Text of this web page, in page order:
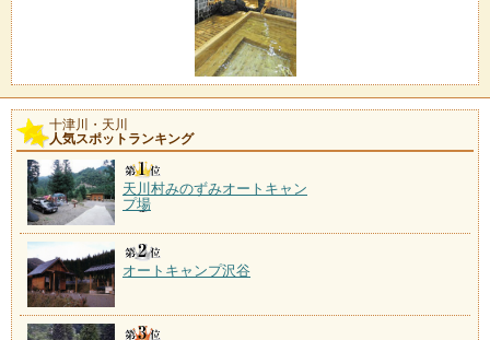
十津川・天川
人気スポットランキング
天川村みのずみオートキャン
プ場
オートキャンプ沢谷